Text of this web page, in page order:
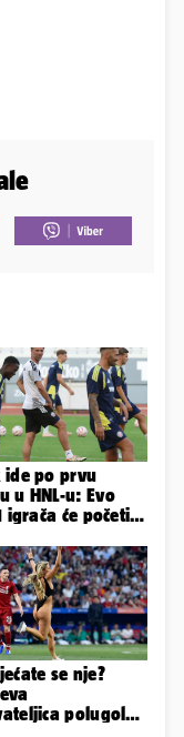
ide po prvu
u HNL-u: Evo
igrača će početi
se nje?
polugola